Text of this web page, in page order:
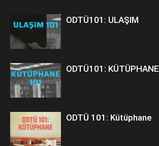
ODTÜ101: ULAŞIM
ODTÜ101: KÜTÜPHANE
ODTÜ 101: Kütüphane